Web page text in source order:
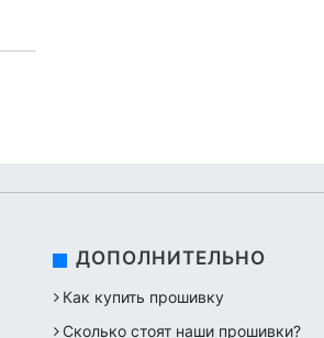
ДОПОЛНИТЕЛЬНО
Как купить прошивку
Сколько стоят наши прошивки?